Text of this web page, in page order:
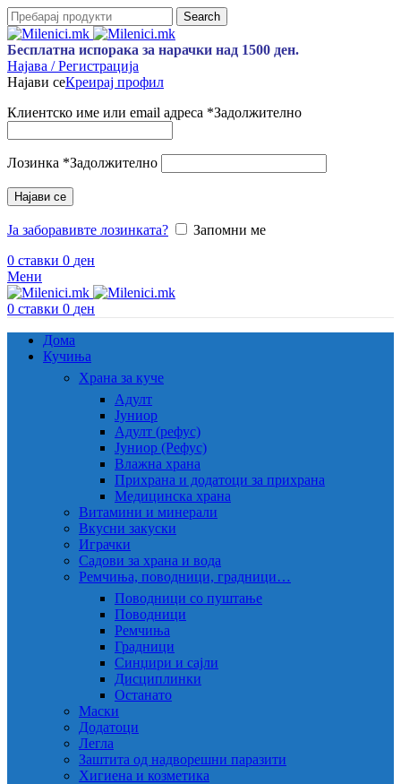
Search
Бесплатна испорака за нарачки над 1500 ден.
Најава / Регистрација
Најави сеКреирај профил
Клиентско име или email адреса *Задолжително
Лозинка *Задолжително
Најави се
Ја заборавивте лозинката?
Запомни ме
0 ставки 0 ден
Мени
0 ставки 0 ден
Дома
Кучиња
Храна за куче
Адулт
Јуниор
Адулт (рефус)
Јуниор (Рефус)
Влажна храна
Прихрана и додатоци за прихрана
Медицинска храна
Витамини и минерали
Вкусни закуски
Играчки
Садови за храна и вода
Ремчиња, поводници, градници…
Поводници со пуштање
Поводници
Ремчиња
Градници
Синџири и сајли
Дисциплинки
Останато
Маски
Додатоци
Легла
Заштита од надворешни паразити
Хигиена и козметика